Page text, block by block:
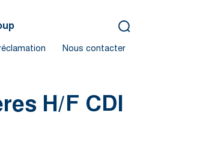
Nous contacter
H/F CDI